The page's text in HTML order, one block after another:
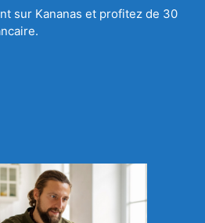
sur Kananas et profitez de 30